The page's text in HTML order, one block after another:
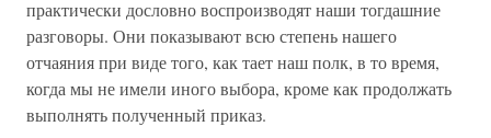
практически дословно воспроизводят наши тогдашние
разговоры. Они показывают всю степень нашего
отчаяния при виде того, как тает наш полк, в то время,
когда мы не имели иного выбора, кроме как продолжать
выполнять полученный приказ.